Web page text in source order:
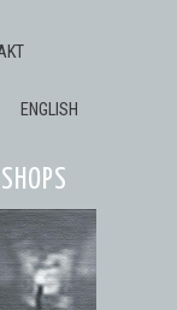
ENGLISH
SHOPS